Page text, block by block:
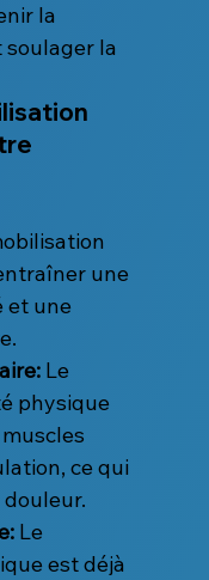
la
la
une
et une
Le
physique
ce qui
Le
est déjà